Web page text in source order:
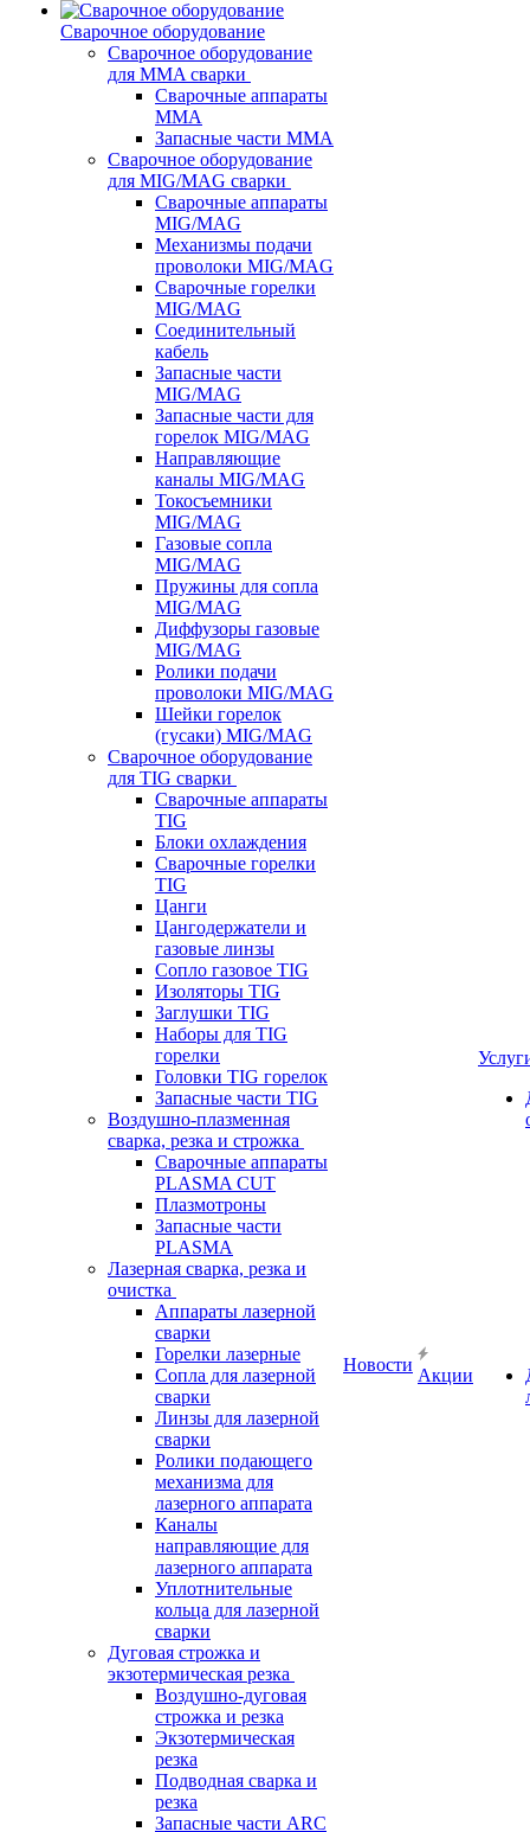
Сварочное оборудование
Сварочное оборудование
для MMA сварки
Сварочные аппараты
MMA
Запасные части MMA
Сварочное оборудование
для MIG/MAG сварки
Сварочные аппараты
MIG/MAG
Механизмы подачи
проволоки MIG/MAG
Сварочные горелки
MIG/MAG
Соединительный
кабель
Запасные части
MIG/MAG
Запасные части для
горелок MIG/MAG
Направляющие
каналы MIG/MAG
Токосъемники
MIG/MAG
Газовые сопла
MIG/MAG
Пружины для сопла
MIG/MAG
Диффузоры газовые
MIG/MAG
Ролики подачи
проволоки MIG/MAG
Шейки горелок
(гусаки) MIG/MAG
Сварочное оборудование
для TIG сварки
Сварочные аппараты
TIG
Блоки охлаждения
Сварочные горелки
TIG
Цанги
Цангодержатели и
газовые линзы
Сопло газовое TIG
Изоляторы TIG
Заглушки TIG
Наборы для TIG
горелки
Головки TIG горелок
Запасные части TIG
Воздушно-плазменная
сварка, резка и строжка
Сварочные аппараты
PLASMA CUT
Плазмотроны
Запасные части
PLASMA
Лазерная сварка, резка и
очистка
Аппараты лазерной
сварки
Горелки лазерные
Сопла для лазерной
сварки
Линзы для лазерной
сварки
Ролики подающего
механизма для
лазерного аппарата
Каналы
направляющие для
лазерного аппарата
Уплотнительные
кольца для лазерной
сварки
Дуговая строжка и
экзотермическая резка
Воздушно-дуговая
строжка и резка
Экзотермическая
резка
Подводная сварка и
резка
Запасные части ARC
Новости
Акции